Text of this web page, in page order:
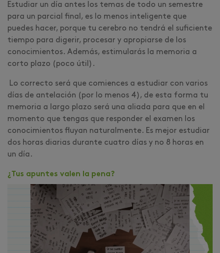
Estudiar un día antes los temas de todo un semestre
para un parcial final, es lo menos inteligente que
puedes hacer, porque tu cerebro no tendrá el suficiente
tiempo para digerir, procesar y apropiarse de los
conocimientos. Además, estimularás la memoria a
corto plazo (poco útil).
Lo correcto será que comiences a estudiar con varios
días de antelación (por lo menos 4), de esta forma tu
memoria a largo plazo será una aliada para que en el
momento que tengas que responder el examen los
conocimientos fluyan naturalmente. Es mejor estudiar
dos horas diarias durante cuatro días y no 8 horas en
un día.
¿Tus apuntes valen la pena?